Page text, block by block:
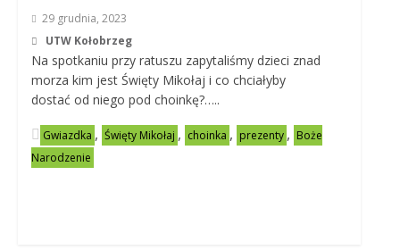
29 grudnia, 2023
UTW Kołobrzeg
Na spotkaniu przy ratuszu zapytaliśmy dzieci znad
morza kim jest Święty Mikołaj i co chciałyby
dostać od niego pod choinkę?…..
Gwiazdka , Święty Mikołaj , choinka , prezenty , Boże
Narodzenie